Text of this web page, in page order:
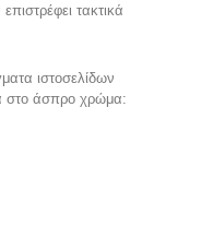
τακτικά
ιστοσελίδων
στο άσπρο χρώμα: